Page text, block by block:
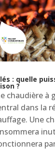
: quelle
?
chaudière à
dans la
Une